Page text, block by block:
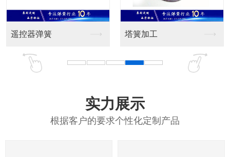
簧 塔簧加工 东莞弹簧
实力展示
根据客户的要求个性化定制产品